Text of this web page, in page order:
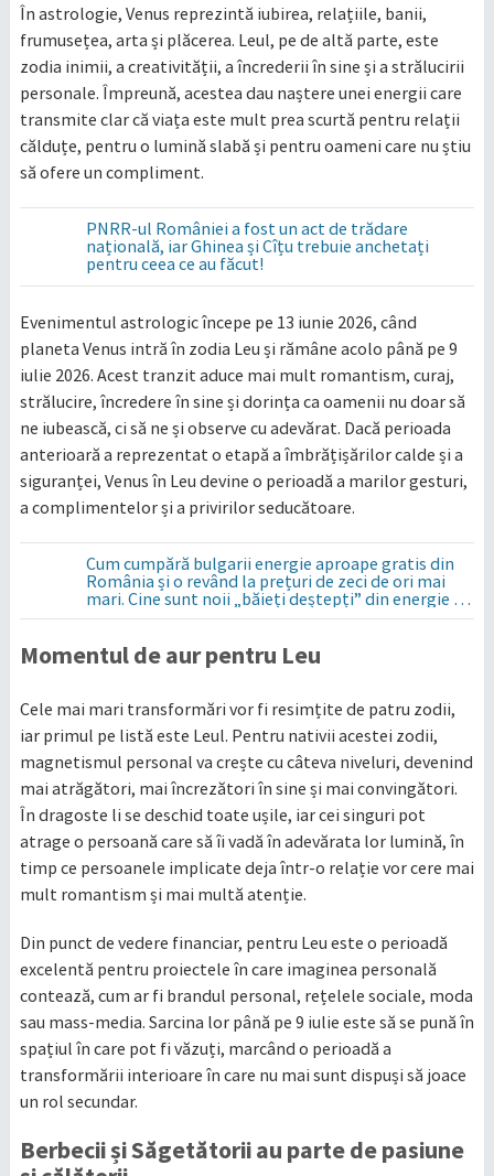
În astrologie, Venus reprezintă iubirea, relațiile, banii,
frumusețea, arta și plăcerea. Leul, pe de altă parte, este
zodia inimii, a creativității, a încrederii în sine și a strălucirii
personale. Împreună, acestea dau naștere unei energii care
transmite clar că viața este mult prea scurtă pentru relații
călduțe, pentru o lumină slabă și pentru oameni care nu știu
să ofere un compliment.
PNRR-ul României a fost un act de trădare
națională, iar Ghinea și Cîțu trebuie anchetați
pentru ceea ce au făcut!
Evenimentul astrologic începe pe 13 iunie 2026, când
planeta Venus intră în zodia Leu și rămâne acolo până pe 9
iulie 2026. Acest tranzit aduce mai mult romantism, curaj,
strălucire, încredere în sine și dorința ca oamenii nu doar să
ne iubească, ci să ne și observe cu adevărat. Dacă perioada
anterioară a reprezentat o etapă a îmbrățișărilor calde și a
siguranței, Venus în Leu devine o perioadă a marilor gesturi,
a complimentelor și a privirilor seducătoare.
Cum cumpără bulgarii energie aproape gratis din
România și o revând la prețuri de zeci de ori mai
mari. Cine sunt noii „băieți deștepți” din energie de
la sud de Dunăre
Momentul de aur pentru Leu
Cele mai mari transformări vor fi resimțite de patru zodii,
iar primul pe listă este Leul. Pentru nativii acestei zodii,
magnetismul personal va crește cu câteva niveluri, devenind
mai atrăgători, mai încrezători în sine și mai convingători.
În dragoste li se deschid toate ușile, iar cei singuri pot
atrage o persoană care să îi vadă în adevărata lor lumină, în
timp ce persoanele implicate deja într-o relație vor cere mai
mult romantism și mai multă atenție.
Din punct de vedere financiar, pentru Leu este o perioadă
excelentă pentru proiectele în care imaginea personală
contează, cum ar fi brandul personal, rețelele sociale, moda
sau mass-media. Sarcina lor până pe 9 iulie este să se pună în
spațiul în care pot fi văzuți, marcând o perioadă a
transformării interioare în care nu mai sunt dispuși să joace
un rol secundar.
Berbecii și Săgetătorii au parte de pasiune